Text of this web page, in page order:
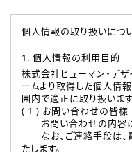
個人情報の取り扱いにつ
1. 個人情報の利用目的
株式会社ヒューマン・デ
ームより取得した個人情
囲内で適正に取り扱います
( 1 ) お問い合わせの皆様
お問い合わせの内容に
なお、ご連絡手段は、
たします。